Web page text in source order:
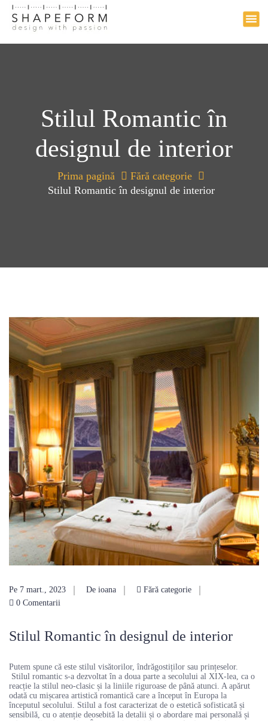
Design with passion
Stilul Romantic în
designul de interior
Prima pagină
Fără categorie
Stilul Romantic în designul de interior
Pe 7 mart., 2023 De ioana
Fără categorie
0 Comentarii
Stilul Romantic în designul de interior
Putem spune că este stilul visătorilor, îndrăgostiților sau prințeselor.
Stilul romantic s-a dezvoltat în a doua parte a secolului al XIX-lea, ca o
reacție la stilul neo-clasic și la liniile riguroase de până atunci. A apărut
odată cu mișcarea artistică romantică care a început în Europa la
începutul secolului. Stilul a fost caracterizat de o estetică sofisticată și
sensibilă, cu o atenție deosebită la detalii și o abordare mai personală și